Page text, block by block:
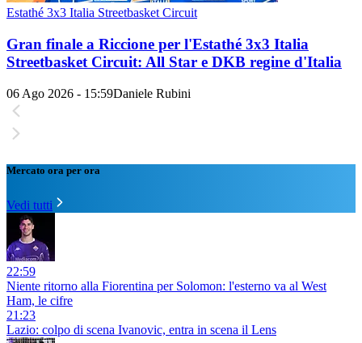
Estathé 3x3 Italia Streetbasket Circuit
Gran finale a Riccione per l'Estathé 3x3 Italia
Streetbasket Circuit: All Star e DKB regine d'Italia
06 Ago 2026 - 15:59Daniele Rubini
Mercato ora per ora
Vedi tutti
22:59
Niente ritorno alla Fiorentina per Solomon: l'esterno va al West
Ham, le cifre
21:23
Lazio: colpo di scena Ivanovic, entra in scena il Lens